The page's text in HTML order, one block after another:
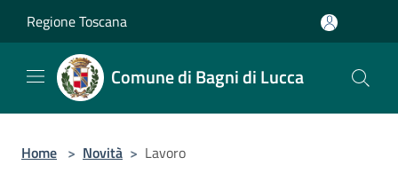
Regione Toscana
Comune di Bagni di Lucca
Home > Novità > Lavoro